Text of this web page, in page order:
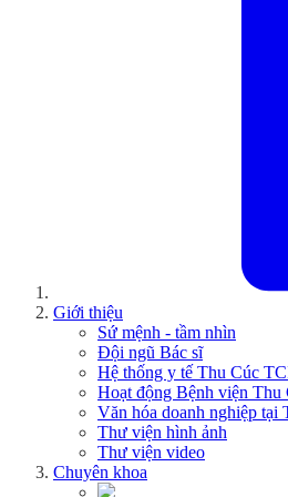
Giới thiệu
Sứ mệnh - tầm nhìn
Đội ngũ Bác sĩ
Hệ thống y tế Thu Cúc
Hoạt động Bệnh viện Thu
Văn hóa doanh nghiệp tại
Thư viện hình ảnh
Thư viện video
Chuyên khoa